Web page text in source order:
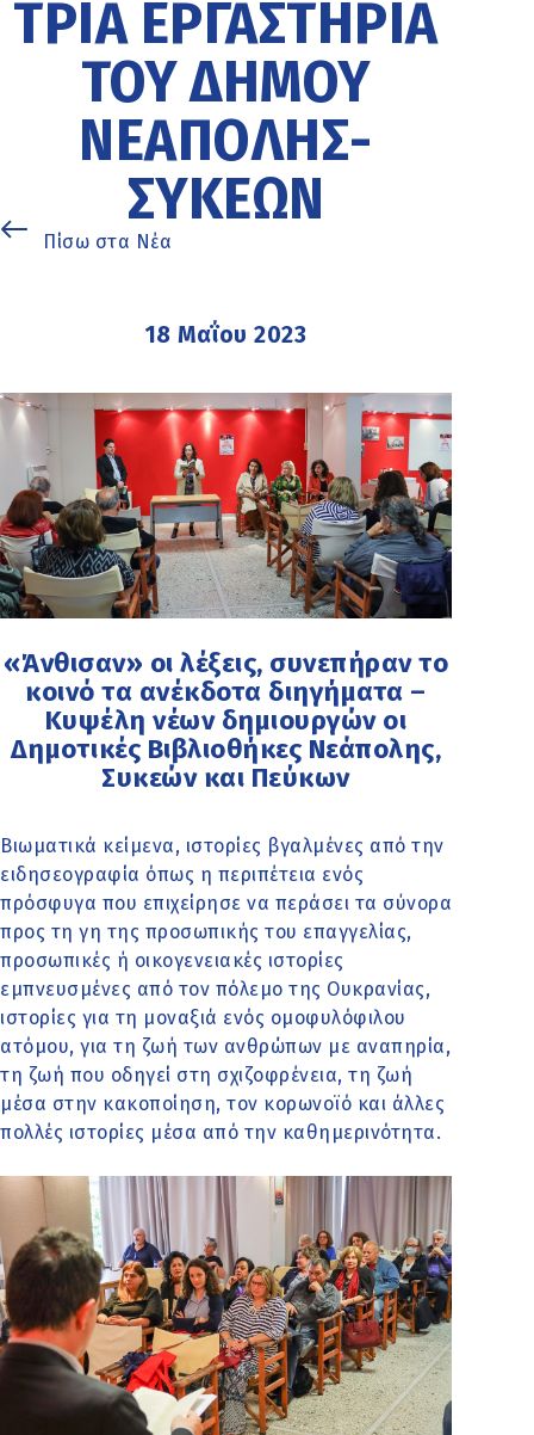
ΤΡΊΑ ΕΡΓΑΣΤΉΡΙΑ
ΤΟΥ ΔΉΜΟΥ
ΝΕΆΠΟΛΗΣ-
ΣΥΚΕΏΝ
Πίσω στα Νέα
18 Μαΐου 2023
«Άνθισαν» οι λέξεις, συνεπήραν το
κοινό τα ανέκδοτα διηγήματα –
Κυψέλη νέων δημιουργών οι
Δημοτικές Βιβλιοθήκες Νεάπολης,
Συκεών και Πεύκων
Βιωματικά κείμενα, ιστορίες βγαλμένες από την
ειδησεογραφία όπως η περιπέτεια ενός
πρόσφυγα που επιχείρησε να περάσει τα σύνορα
προς τη γη της προσωπικής του επαγγελίας,
προσωπικές ή οικογενειακές ιστορίες
εμπνευσμένες από τον πόλεμο της Ουκρανίας,
ιστορίες για τη μοναξιά ενός ομοφυλόφιλου
ατόμου, για τη ζωή των ανθρώπων με αναπηρία,
τη ζωή που οδηγεί στη σχιζοφρένεια, τη ζωή
μέσα στην κακοποίηση, τον κορωνοϊό και άλλες
πολλές ιστορίες μέσα από την καθημερινότητα.